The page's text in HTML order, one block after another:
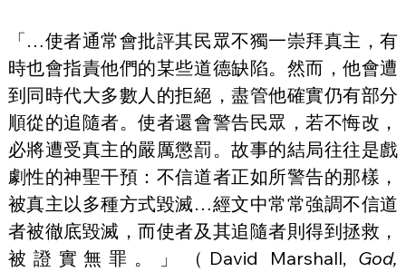
「…使者通常會批評其民眾不獨一崇拜真主，有
時也會指責他們的某些道德缺陷。然而，他會遭
到同時代大多數人的拒絕，盡管他確實仍有部分
順從的追隨者。使者還會警告民眾，若不悔改，
必將遭受真主的嚴厲懲罰。故事的結局往往是戲
劇性的神聖干預：不信道者正如所警告的那樣，
被真主以多種方式毀滅…經文中常常強調不信道
者被徹底毀滅，而使者及其追隨者則得到拯救，
被證實無罪。」（David Marshall, God,